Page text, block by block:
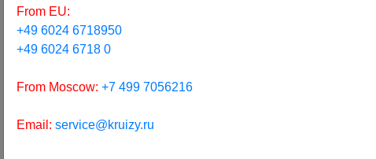
From EU:
+49 6024 6718950
+49 6024 6718 0
From Moscow: +7 499 7056216
Email: service@kruizy.ru